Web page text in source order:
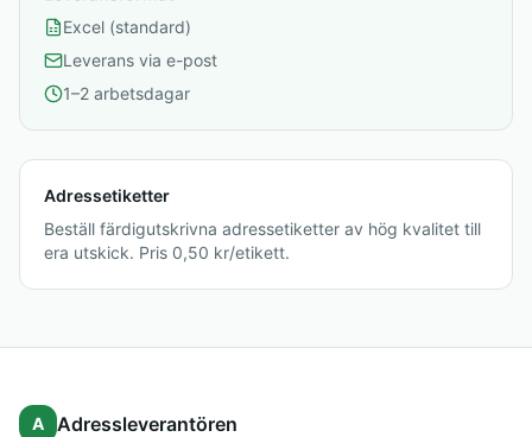
Excel (standard)
Leverans via e-post
1–2 arbetsdagar
Adressetiketter
Beställ färdigutskrivna adressetiketter av hög kvalitet till
era utskick. Pris 0,50 kr/etikett.
A Adressleverantören